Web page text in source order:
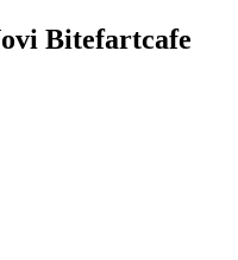
Bitefartcafe